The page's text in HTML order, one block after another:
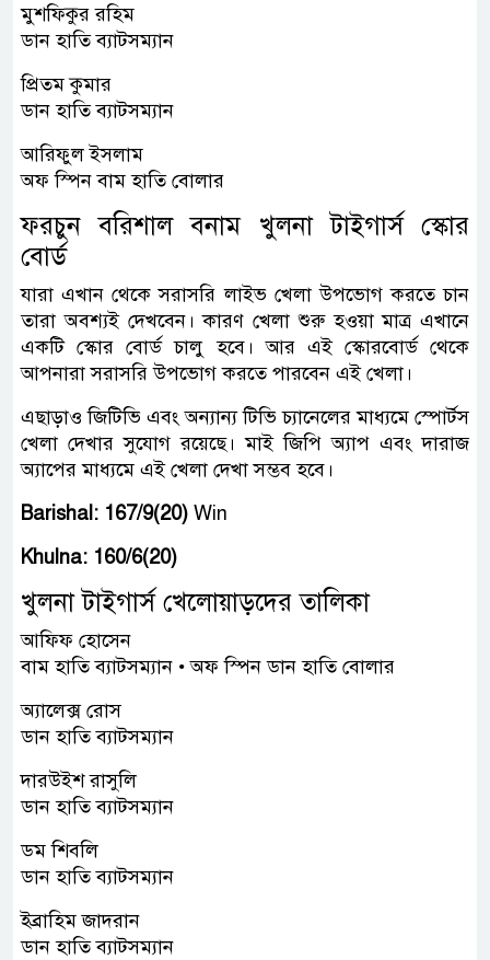
মুশফিকুর রহিম
ডান হাতি ব্যাটসম্যান
প্রিতম কুমার
ডান হাতি ব্যাটসম্যান
আরিফুল ইসলাম
অফ স্পিন বাম হাতি বোলার
ফরচুন বরিশাল বনাম খুলনা টাইগার্স স্কোর
বোর্ড
যারা এখান থেকে সরাসরি লাইভ খেলা উপভোগ করতে চান
তারা অবশ্যই দেখবেন। কারণ খেলা শুরু হওয়া মাত্র এখানে
একটি স্কোর বোর্ড চালু হবে। আর এই স্কোরবোর্ড থেকে
আপনারা সরাসরি উপভোগ করতে পারবেন এই খেলা।
এছাড়াও জিটিভি এবং অন্যান্য টিভি চ্যানেলের মাধ্যমে স্পোর্টস
খেলা দেখার সুযোগ রয়েছে। মাই জিপি অ্যাপ এবং দারাজ
অ্যাপের মাধ্যমে এই খেলা দেখা সম্ভব হবে।
Barishal: 167/9(20) Win
Khulna: 160/6(20)
খুলনা টাইগার্স খেলোয়াড়দের তালিকা
আফিফ হোসেন
বাম হাতি ব্যাটসম্যান • অফ স্পিন ডান হাতি বোলার
অ্যালেক্স রোস
ডান হাতি ব্যাটসম্যান
দারউইশ রাসুলি
ডান হাতি ব্যাটসম্যান
ডম শিবলি
ডান হাতি ব্যাটসম্যান
ইব্রাহিম জাদরান
ডান হাতি ব্যাটসম্যান